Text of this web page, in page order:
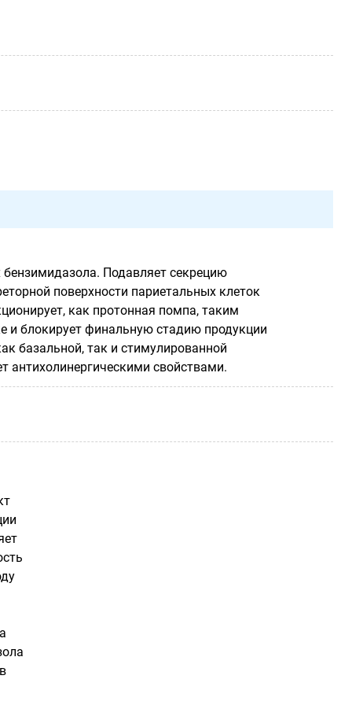
бензимидазола. Подавляет секрецию
поверхности париетальных клеток
как протонная помпа, таким
и блокирует финальную стадию продукции
базальной, так и стимулированной
антихолинергическими свойствами.